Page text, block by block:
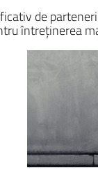
de
întreținerea